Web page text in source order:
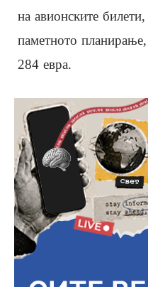
на авионските
паметното планирање,
284 евра.